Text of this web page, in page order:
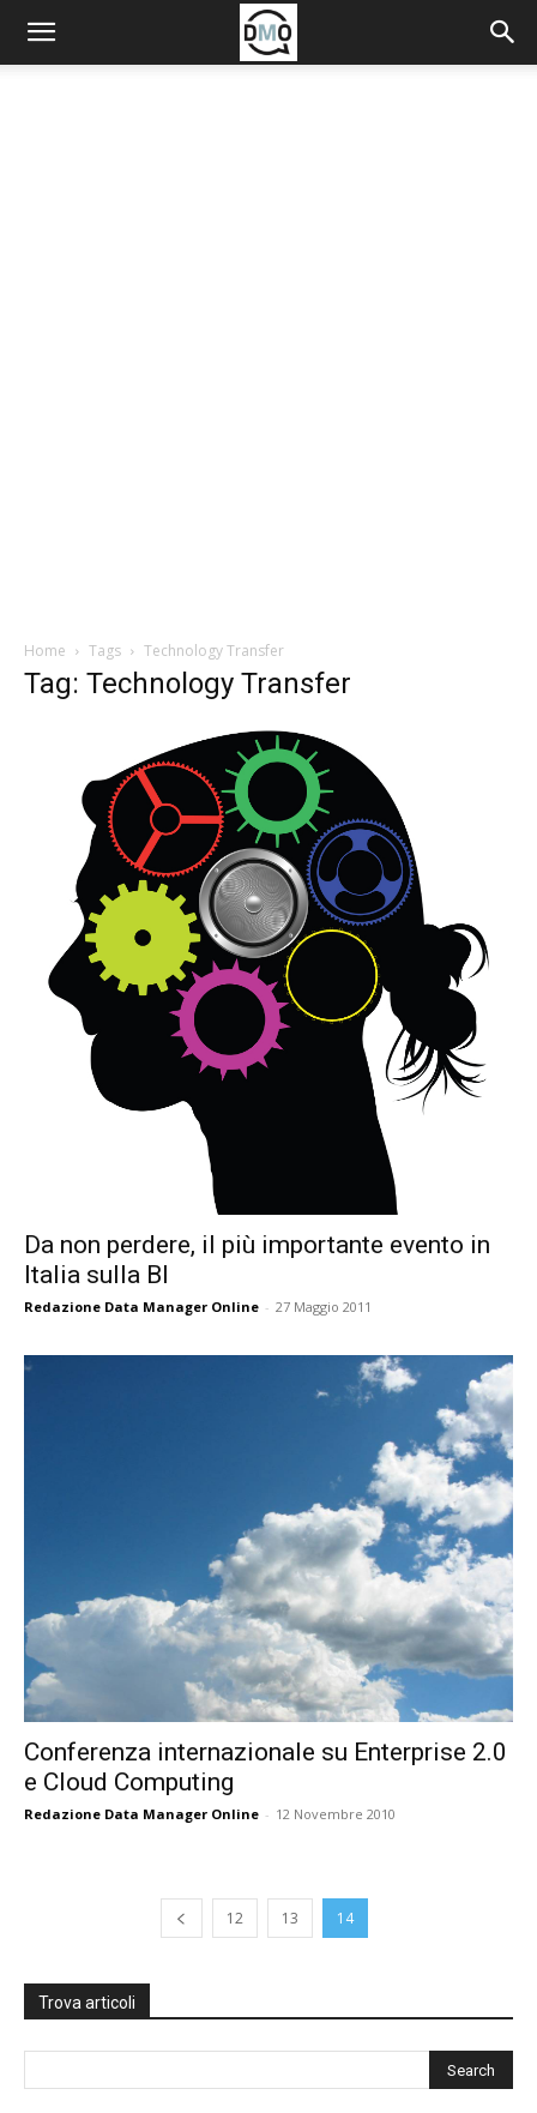
Home Tags Technology Transfer
Tag: Technology Transfer
Da non perdere, il più importante evento in
Italia sulla BI
Redazione Data Manager Online - 27 Maggio 2011
Conferenza internazionale su Enterprise 2.0
e Cloud Computing
Redazione Data Manager Online - 12 Novembre 2010
12 13 14
Trova articoli